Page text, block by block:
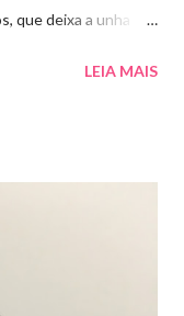
que deixa a unha
micoses é por
ou remédios
dermatologista. O
a um ano. Para
óleo de cravo
LEIA MAIS